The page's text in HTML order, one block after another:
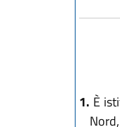
1. È